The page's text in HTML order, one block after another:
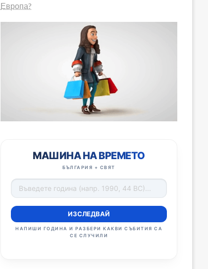
Европа?
МАШИНА НА ВРЕМЕТО
БЪЛГАРИЯ + СВЯТ
ИЗСЛЕДВАЙ
НАПИШИ ГОДИНА И РАЗБЕРИ КАКВИ СЪБИТИЯ СА
СЕ СЛУЧИЛИ